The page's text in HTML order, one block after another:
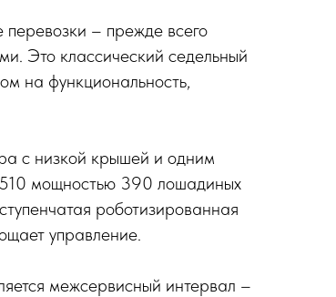
– прежде всего
Это классический седельный
на функциональность,
с низкой крышей и одним
мощностью 390 лошадиных
роботизированная
управление.
межсервисный интервал –